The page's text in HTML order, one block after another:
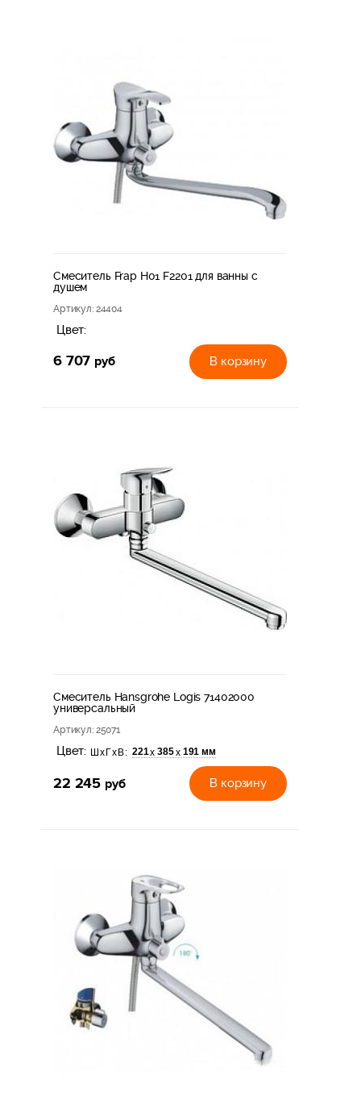
Смеситель Frap H01 F2201 для ванны с
душем
Артикул: 24404
Цвет:
6 707 руб В корзину
Смеситель Hansgrohe Logis 71402000
универсальный
Артикул: 25071
Цвет: ШхГхВ: 221х 385х 191 мм
22 245 руб В корзину